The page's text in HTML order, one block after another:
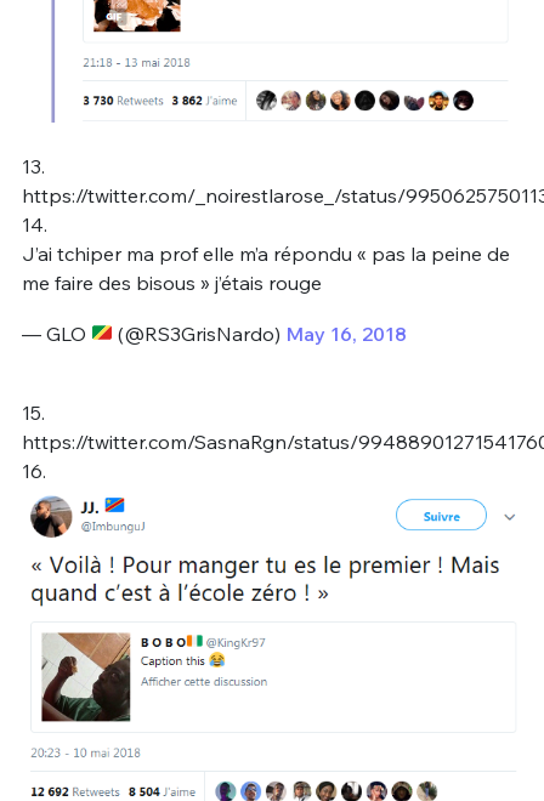
13.
https://twitter.com/_noirestlarose_/status/
14.
J’ai tchiper ma prof elle m’a répondu « pas la peine de
me faire des bisous » j’étais rouge
— GLO (@RS3GrisNardo) May 16, 2018
15.
https://twitter.com/SasnaRgn/status/
16.